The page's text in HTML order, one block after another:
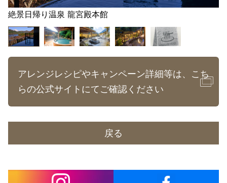
絶景日帰り温泉 龍宮殿本館
アレンジレシピやキャンペーン詳細等は、こち
らの公式サイトにてご確認ください
戻る